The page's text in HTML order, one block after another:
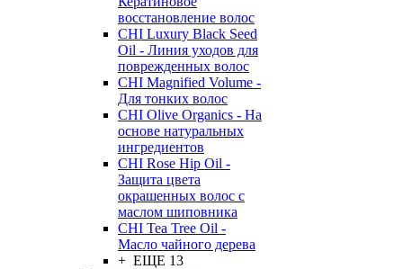
восстановление волос
CHI Luxury Black Seed
Oil - Линия уходов для
поврежденных волос
CHI Magnified Volume -
Для тонких волос
CHI Olive Organics - На
основе натуральных
ингредиентов
CHI Rose Hip Oil -
Защита цвета
окрашенных волос с
маслом шиповника
CHI Tea Tree Oil -
Масло чайного дерева
+ ЕЩЕ 13